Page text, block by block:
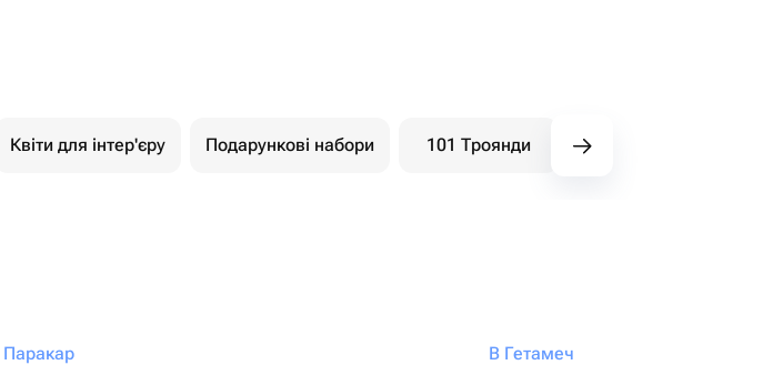
Квіти для інтер'єру Подарункові набори 101 Троянди
Паракар
В Гетамеч